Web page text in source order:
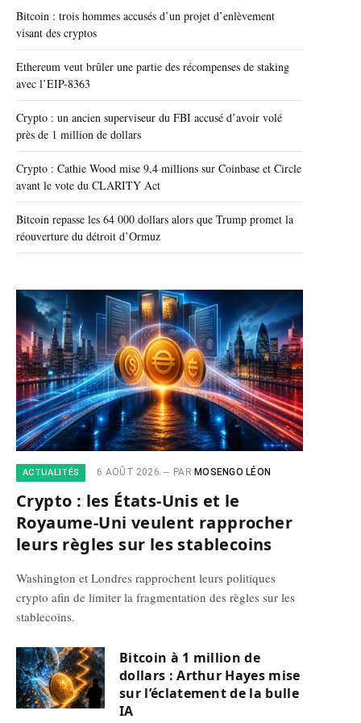
Bitcoin : trois hommes accusés d’un projet d’enlèvement
visant des cryptos
Ethereum veut brûler une partie des récompenses de staking
avec l’EIP-8363
Crypto : un ancien superviseur du FBI accusé d’avoir volé
près de 1 million de dollars
Crypto : Cathie Wood mise 9,4 millions sur Coinbase et Circle
avant le vote du CLARITY Act
Bitcoin repasse les 64 000 dollars alors que Trump promet la
réouverture du détroit d’Ormuz
ACTUALITÉS 6 AOÛT 2026 PAR MOSENGO LÉON
Crypto : les États-Unis et le
Royaume-Uni veulent rapprocher
leurs règles sur les stablecoins
Washington et Londres rapprochent leurs politiques
crypto afin de limiter la fragmentation des règles sur les
stablecoins.
Bitcoin à 1 million de
dollars : Arthur Hayes mise
sur l’éclatement de la bulle
IA